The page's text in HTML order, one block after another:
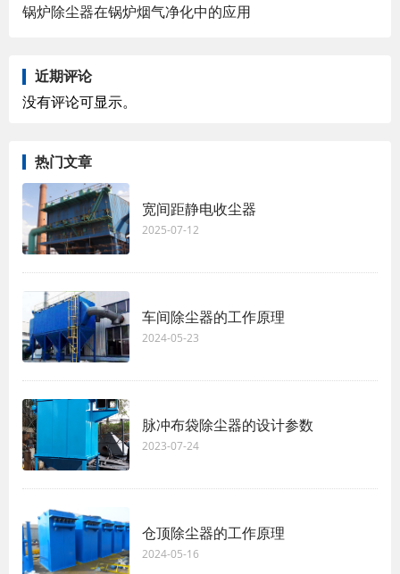
锅炉除尘器在锅炉烟气净化中的应用
近期评论
没有评论可显示。
热门文章
宽间距静电收尘器
2025-07-12
车间除尘器的工作原理
2024-05-23
脉冲布袋除尘器的设计参数
2023-07-24
仓顶除尘器的工作原理
2024-05-16